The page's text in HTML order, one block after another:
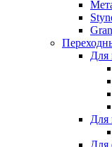
Для
Для